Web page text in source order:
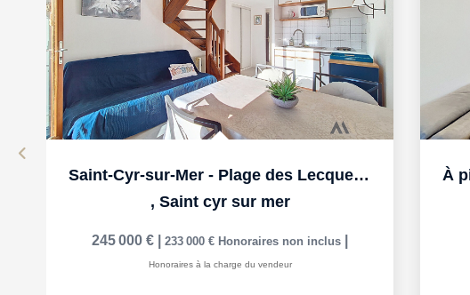
Saint-Cyr-sur-Mer - Plage des Lecques à moins de 100 m !
, Saint cyr sur mer
245 000 € 233 000 € Honoraires non inclus
Honoraires à la charge du vendeur